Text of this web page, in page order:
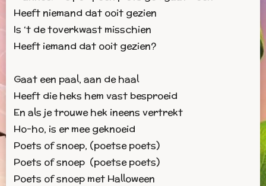
Heeft niemand dat ooit gezien
Is ‘t de toverkwast misschien
Heeft iemand dat ooit gezien?
Gaat een paal, aan de haal
Heeft die heks hem vast besproeid
En als je trouwe hek ineens vertrekt
Ho-ho, is er mee geknoeid
Poets of snoep, (poetse poets)
Poets of snoep (poetse poets)
Poets of snoep met Halloween